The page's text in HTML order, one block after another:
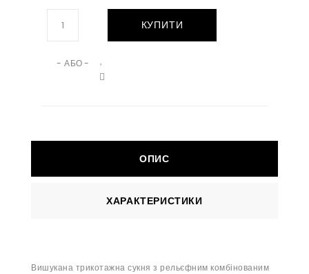
КУПИТИ
- АБО -
ОПИС
ХАРАКТЕРИСТИКИ
Вишукана трикотажна сукня з рельєфним комбінованим